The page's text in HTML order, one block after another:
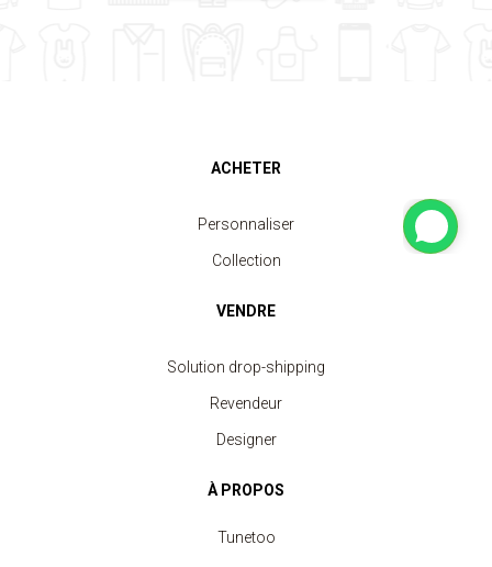
ACHETER
Personnaliser
Collection
VENDRE
Solution drop-shipping
Revendeur
Designer
À PROPOS
Tunetoo